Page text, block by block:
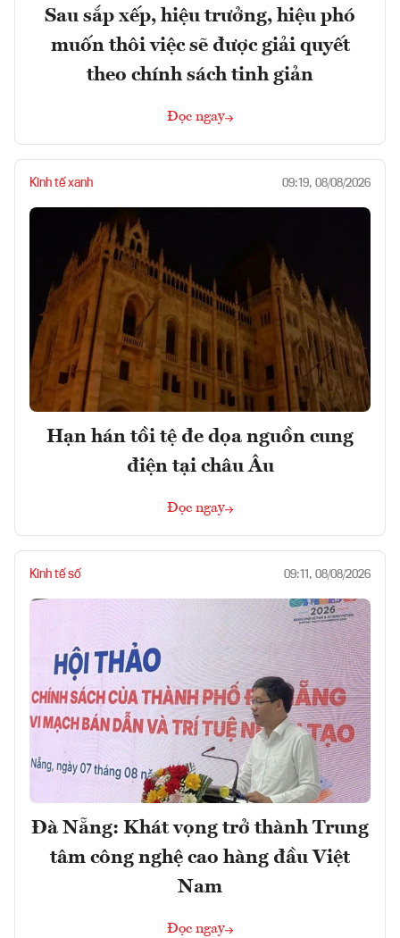
Sau sắp xếp, hiệu trưởng, hiệu phó
muốn thôi việc sẽ được giải quyết
theo chính sách tinh giản
Đọc ngay
Kinh tế xanh 09:19, 08/08/2026
Hạn hán tồi tệ đe dọa nguồn cung
điện tại châu Âu
Đọc ngay
Kinh tế số 09:11, 08/08/2026
Đà Nẵng: Khát vọng trở thành Trung
tâm công nghệ cao hàng đầu Việt
Nam
Đọc ngay